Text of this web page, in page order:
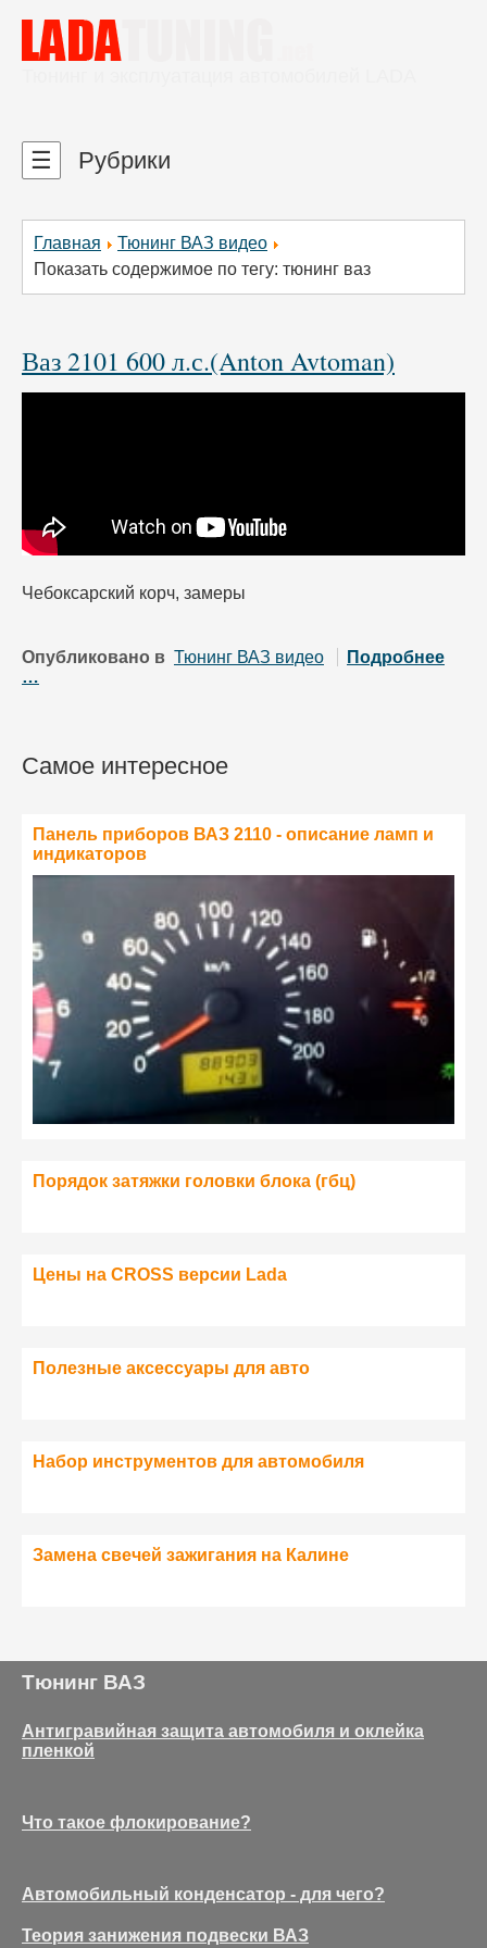
Главная
Тюнинг ВАЗ видео
Показать содержимое по тегу: тюнинг ваз
Ваз 2101 600 л.с.(Anton Avtoman)
Чебоксарский корч, замеры
Опубликовано в Тюнинг ВАЗ видео
Подробнее
…
Самое интересное
Панель приборов ВАЗ 2110 - описание ламп и
индикаторов
Порядок затяжки головки блока (гбц)
Цены на CROSS версии Lada
Полезные аксессуары для авто
Набор инструментов для автомобиля
Замена свечей зажигания на Калине
☰ Рубрики
Тюнинг ВАЗ
Антигравийная защита автомобиля и оклейка
пленкой
Что такое флокирование?
Автомобильный конденсатор - для чего?
Теория занижения подвески ВАЗ